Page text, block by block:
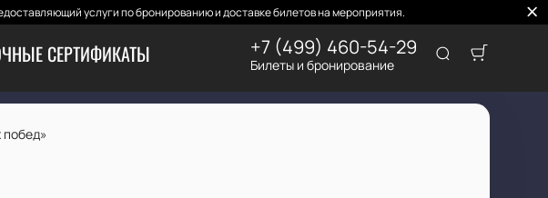
услуги по бронированию и доставке билетов на мероприятия.
СЕРТИФИКАТЫ +7 (499) 460-54-29
Билеты и бронирование
побед»